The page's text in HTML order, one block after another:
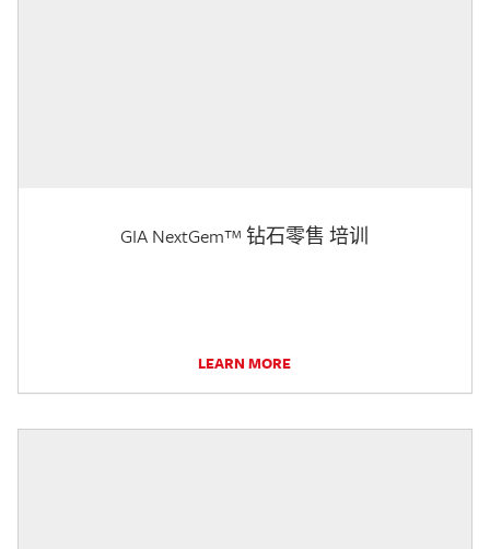
GIA NextGem™ 钻石零售 培训
LEARN MORE